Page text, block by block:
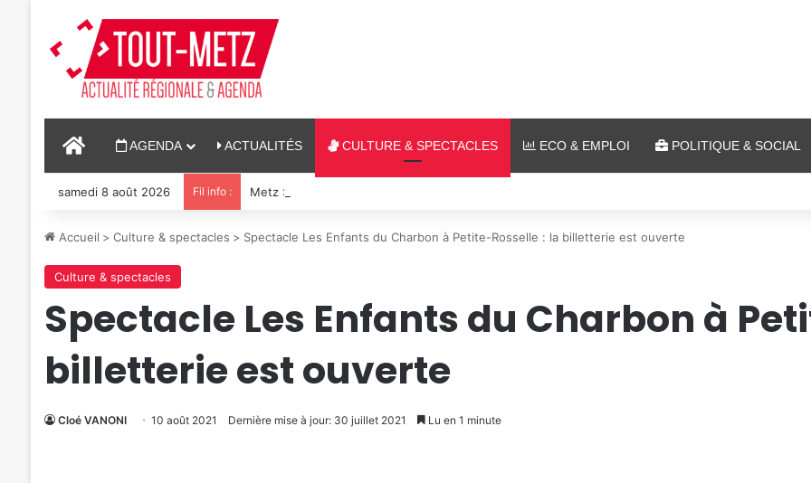
ACCUEILAGENDA ACTUALITÉS CULTURE & SPECTACLES ECO & EMPLOI POLITIQUE & SOCIAL
samedi 8 août 2026 Fil info : Metz : J-1 avant le cinéma plein air au Plan d’Eau
Accueil > Culture & spectacles > Spectacle Les Enfants du Charbon à Petite-Rosselle : la billetterie est ouverte
Culture & spectacles
Spectacle Les Enfants du Charbon à
billetterie est ouverte
Cloé VANONI 10 août 2021 Dernière mise à jour: 30 juillet 2021 Lu en 1 minute